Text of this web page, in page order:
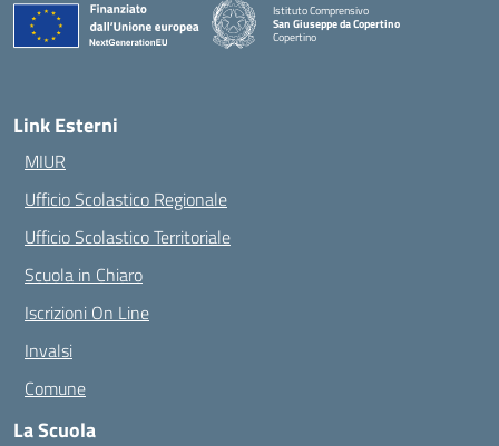
Istituto Comprensivo
San Giuseppe da Copertino
Copertino
— Visita la pagina iniziale della scuola
Link Esterni
MIUR
Ufficio Scolastico Regionale
Ufficio Scolastico Territoriale
Scuola in Chiaro
Iscrizioni On Line
Invalsi
Comune
La Scuola